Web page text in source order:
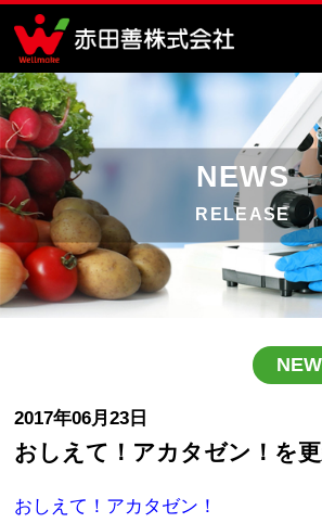
NEWS
RELEASE
2017年06月23日
おしえて！アカタゼン！を更
おしえて！アカタゼン！